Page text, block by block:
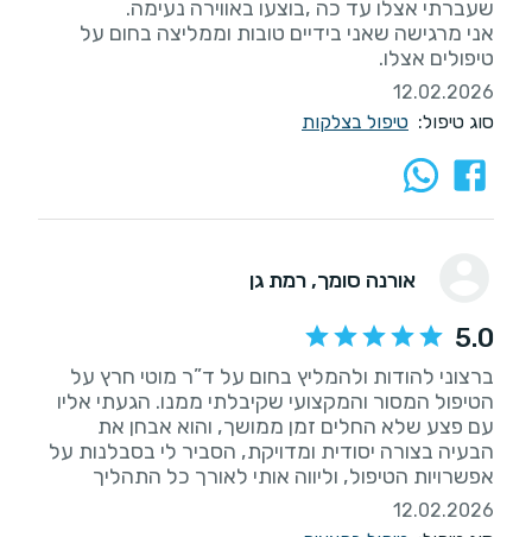
אני מרגישה שאני בידיים טובות וממליצה בחום על
טיפולים אצלו.
12.02.2026
סוג טיפול: טיפול בצלקות
אורנה סומך, רמת גן
5.0
ברצוני להודות ולהמליץ בחום על ד”ר מוטי חרץ על
הטיפול המסור והמקצועי שקיבלתי ממנו. הגעתי אליו
עם פצע שלא החלים זמן ממושך, והוא אבחן את
הבעיה בצורה יסודית ומדויקת, הסביר לי בסבלנות על
אפשרויות הטיפול, וליווה אותי לאורך כל התהליך
12.02.2026